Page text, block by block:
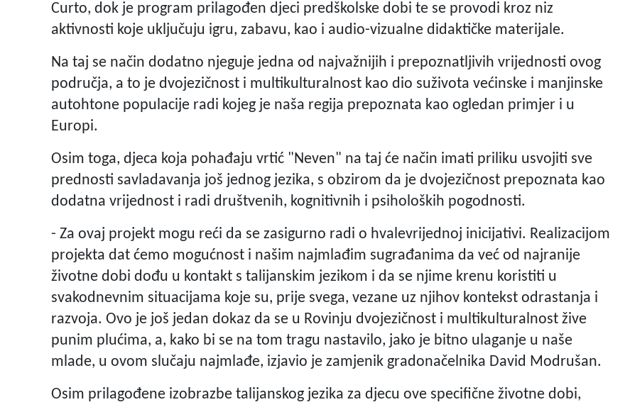
Curto, dok je program prilagođen djeci predškolske dobi te se provodi kroz niz
aktivnosti koje uključuju igru, zabavu, kao i audio-vizualne didaktičke materijale.
Na taj se način dodatno njeguje jedna od najvažnijih i prepoznatljivih vrijednosti ovog
područja, a to je dvojezičnost i multikulturalnost kao dio suživota većinske i manjinske
autohtone populacije radi kojeg je naša regija prepoznata kao ogledan primjer i u
Europi.
Osim toga, djeca koja pohađaju vrtić "Neven" na taj će način imati priliku usvojiti sve
prednosti savladavanja još jednog jezika, s obzirom da je dvojezičnost prepoznata kao
dodatna vrijednost i radi društvenih, kognitivnih i psiholoških pogodnosti.
- Za ovaj projekt mogu reći da se zasigurno radi o hvalevrijednoj inicijativi. Realizacijom
projekta dat ćemo mogućnost i našim najmlađim sugrađanima da već od najranije
životne dobi dođu u kontakt s talijanskim jezikom i da se njime krenu koristiti u
svakodnevnim situacijama koje su, prije svega, vezane uz njihov kontekst odrastanja i
razvoja. Ovo je još jedan dokaz da se u Rovinju dvojezičnost i multikulturalnost žive
punim plućima, a, kako bi se na tom tragu nastavilo, jako je bitno ulaganje u naše
mlade, u ovom slučaju najmlađe, izjavio je zamjenik gradonačelnika David Modrušan.
Osim prilagođene izobrazbe talijanskog jezika za djecu ove specifične životne dobi,